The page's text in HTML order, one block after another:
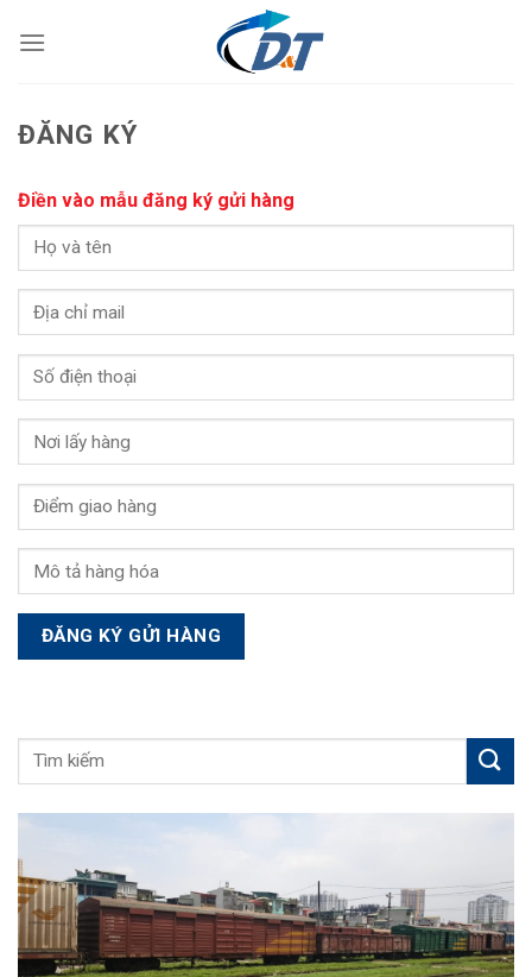
ĐĂNG KÝ
Điền vào mẫu đăng ký gửi hàng